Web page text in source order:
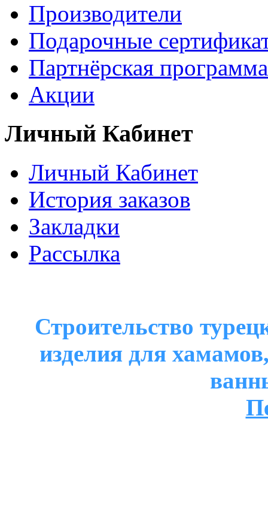
Производители
Подарочные
Партнёрская программа
Акции
Личный Кабинет
Личный Кабинет
История заказов
Закладки
Рассылка
Строительство
изделия для